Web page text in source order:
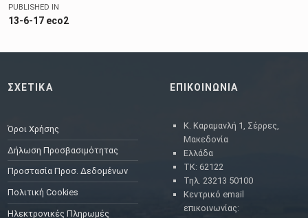
PUBLISHED IN
13-6-17 eco2
ΣΧΕΤΙΚΑ
Όροι Χρήσης
Δήλωση Προσβασιμότητας
Προστασία Προσ. Δεδομένων
Πολιτική Cookies
Ηλεκτρονικές Πληρωμές
ΕΠΙΚΟΙΝΩΝΙΑ
Κ. Καραμανλή 1, Σέρρες,
Μακεδονία
Ελλάδα
ΤΚ: 62122
Τηλ. 23213 50100
Κεντρικό email
επικοινωνίας: